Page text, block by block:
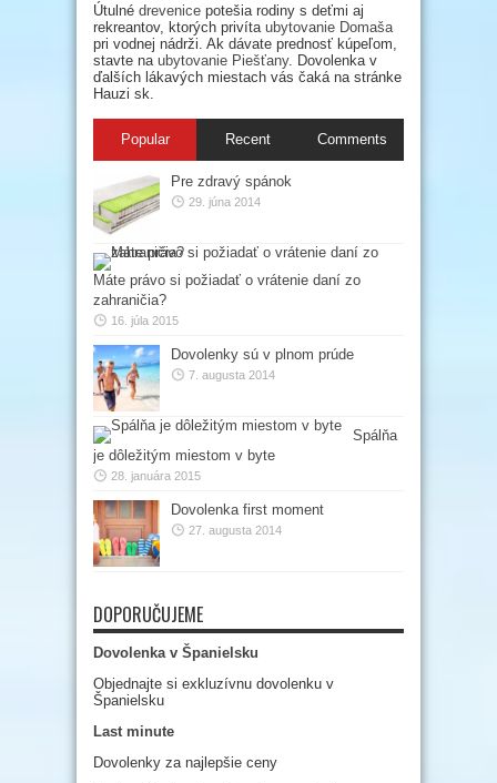
Útulné drevenice potešia rodiny s deťmi aj
rekreantov, ktorých privíta ubytovanie Domaša
pri vodnej nádrži. Ak dávate prednosť kúpeľom,
stavte na ubytovanie Piešťany. Dovolenka v
ďalších lákavých miestach vás čaká na stránke
Hauzi sk.
Popular Recent Comments
Pre zdravý spánok
29. júna 2014
Máte právo si požiadať o vrátenie daní zo
zahraničia?
16. júla 2015
Dovolenky sú v plnom prúde
7. augusta 2014
Spálňa
je dôležitým miestom v byte
28. januára 2015
Dovolenka first moment
27. augusta 2014
DOPORUČUJEME
Dovolenka v Španielsku
Objednajte si exkluzívnu dovolenku v
Španielsku
Last minute
Dovolenky za najlepšie ceny